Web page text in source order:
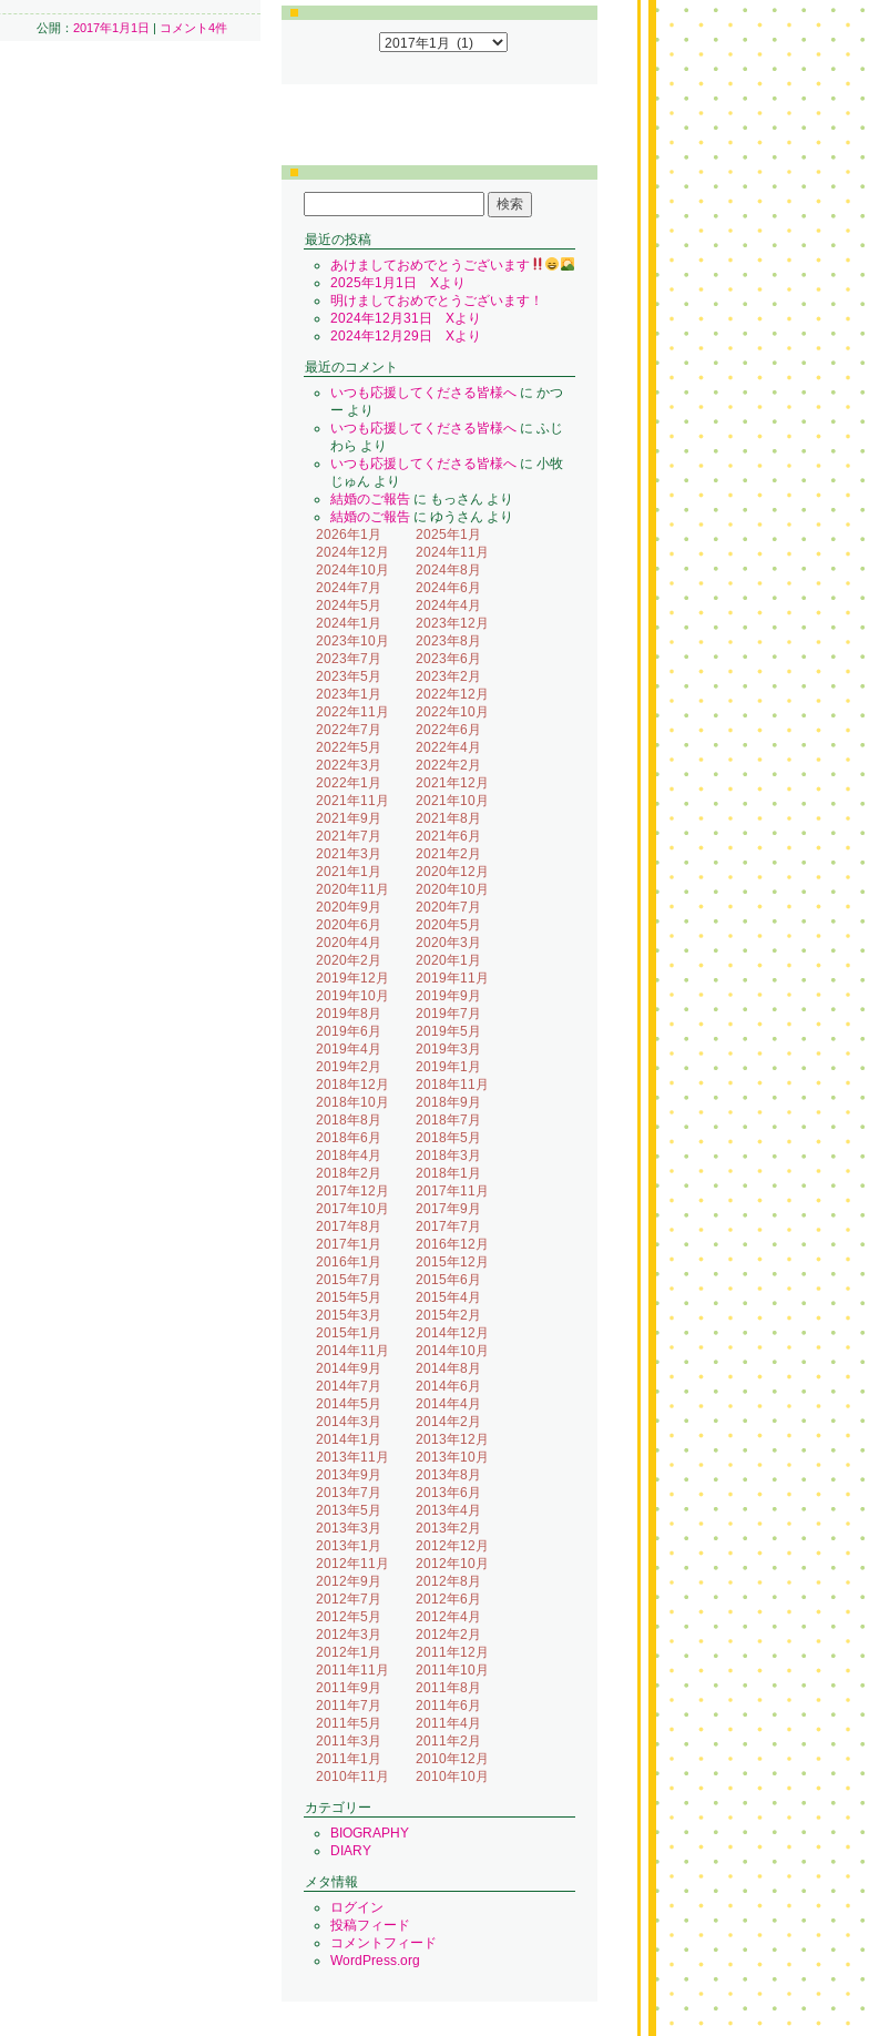
公開： 2017年1月1日 | コメント4件
索:
最近の投稿
あけましておめでとうございます
2025年1月1日 Xより
明けましておめでとうございます！
2024年12月31日 Xより
2024年12月29日 Xより
最近のコメント
いつも応援してくださる皆様へ に かつ
ー より
いつも応援してくださる皆様へ に ふじ
わら より
いつも応援してくださる皆様へ に 小牧
じゅん より
結婚のご報告 に もっさん より
結婚のご報告 に ゆうさん より
2026年1月
2025年1月
2024年12月
2024年11月
2024年10月
2024年8月
2024年7月
2024年6月
2024年5月
2024年4月
2024年1月
2023年12月
2023年10月
2023年8月
2023年7月
2023年6月
2023年5月
2023年2月
2023年1月
2022年12月
2022年11月
2022年10月
2022年7月
2022年6月
2022年5月
2022年4月
2022年3月
2022年2月
2022年1月
2021年12月
2021年11月
2021年10月
2021年9月
2021年8月
2021年7月
2021年6月
2021年3月
2021年2月
2021年1月
2020年12月
2020年11月
2020年10月
2020年9月
2020年7月
2020年6月
2020年5月
2020年4月
2020年3月
2020年2月
2020年1月
2019年12月
2019年11月
2019年10月
2019年9月
2019年8月
2019年7月
2019年6月
2019年5月
2019年4月
2019年3月
2019年2月
2019年1月
2018年12月
2018年11月
2018年10月
2018年9月
2018年8月
2018年7月
2018年6月
2018年5月
2018年4月
2018年3月
2018年2月
2018年1月
2017年12月
2017年11月
2017年10月
2017年9月
2017年8月
2017年7月
2017年1月
2016年12月
2016年1月
2015年12月
2015年7月
2015年6月
2015年5月
2015年4月
2015年3月
2015年2月
2015年1月
2014年12月
2014年11月
2014年10月
2014年9月
2014年8月
2014年7月
2014年6月
2014年5月
2014年4月
2014年3月
2014年2月
2014年1月
2013年12月
2013年11月
2013年10月
2013年9月
2013年8月
2013年7月
2013年6月
2013年5月
2013年4月
2013年3月
2013年2月
2013年1月
2012年12月
2012年11月
2012年10月
2012年9月
2012年8月
2012年7月
2012年6月
2012年5月
2012年4月
2012年3月
2012年2月
2012年1月
2011年12月
2011年11月
2011年10月
2011年9月
2011年8月
2011年7月
2011年6月
2011年5月
2011年4月
2011年3月
2011年2月
2011年1月
2010年12月
2010年11月
2010年10月
カテゴリー
BIOGRAPHY
DIARY
メタ情報
ログイン
投稿フィード
コメントフィード
WordPress.org